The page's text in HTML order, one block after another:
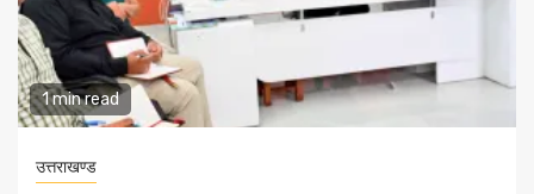
1 min read
उत्तराखण्ड